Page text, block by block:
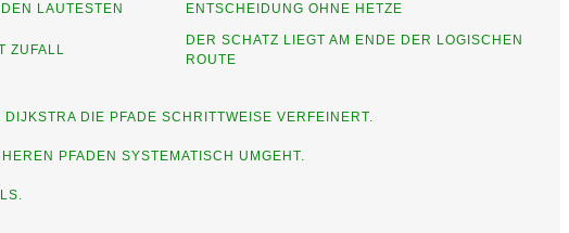
LAUTESTEN ENTSCHEIDUNG OHNE HETZE
ZUFALL
DER SCHATZ LIEGT AM ENDE DER LOGISCHEN
ROUTE
DIE PFADE SCHRITTWEISE VERFEINERT.
PFADEN SYSTEMATISCH UMGEHT.